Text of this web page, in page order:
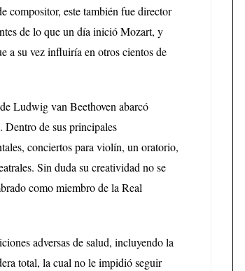
compositor, este también fue director
de lo que un día inició Mozart, y
a su vez influiría en otros cientos de
Ludwig van Beethoven abarcó
Dentro de sus principales
conciertos para violín, un oratorio,
Sin duda su creatividad no se
como miembro de la Real
adversas de salud, incluyendo la
total, la cual no le impidió seguir